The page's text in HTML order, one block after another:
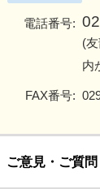
電話番号:
(
内
FAX番号:
ご意見・ご質問